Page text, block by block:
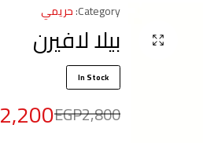
Category: حريمي
بيلا لافيرن
In Stock
EGP2,800
2,200